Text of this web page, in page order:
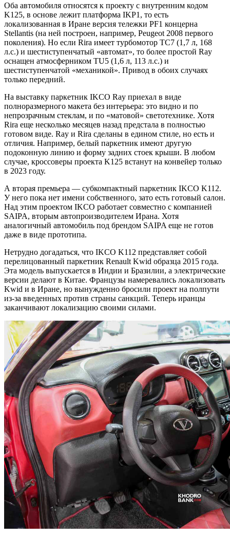
Оба автомобиля относятся к проекту с внутренним кодом
K125, в основе лежит платформа IKP1, то есть
локализованная в Иране версия тележки PF1 концерна
Stellantis (на ней построен, например, Peugeot 2008 первого
поколения). Но если Rira имеет турбомотор TC7 (1,7 л, 168
л.с.) и шестиступенчатый «автомат», то более простой Ray
оснащен атмосферником TU5 (1,6 л, 113 л.с.) и
шестиступенчатой «механикой». Привод в обоих случаях
только передний.
На выставку паркетник IKCO Ray приехал в виде
полноразмерного макета без интерьера: это видно и по
непрозрачным стеклам, и по «матовой» светотехнике. Хотя
Rira еще несколько месяцев назад предстала в полностью
готовом виде. Ray и Rira сделаны в едином стиле, но есть и
отличия. Например, белый паркетник имеют другую
подоконную линию и форму задних стоек крыши. В любом
случае, кроссоверы проекта K125 встанут на конвейер только
в 2023 году.
А вторая премьера — субкомпактный паркетник IKCO K112.
У него пока нет имени собственного, зато есть готовый салон.
Над этим проектом IKCO работает совместно с компанией
SAIPA, вторым автопроизводителем Ирана. Хотя
аналогичный автомобиль под брендом SAIPA еще не готов
даже в виде прототипа.
Нетрудно догадаться, что IKCO K112 представляет собой
перелицованный паркетник Renault Kwid образца 2015 года.
Эта модель выпускается в Индии и Бразилии, а электрические
версии делают в Китае. Французы намеревались локализовать
Kwid и в Иране, но вынужденно бросили проект на полпути
из-за введенных против страны санкций. Теперь иранцы
заканчивают локализацию своими силами.